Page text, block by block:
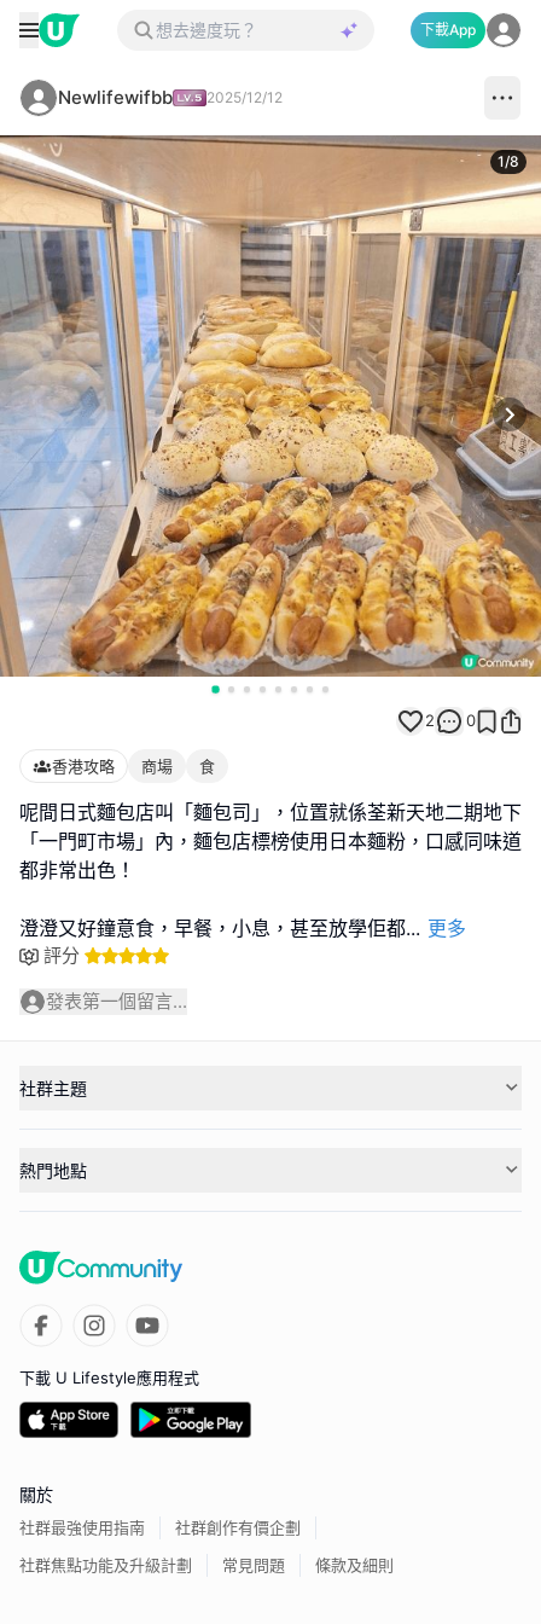
下載App
Newlifewifbb 2025/12/12
1/8
2 0
香港攻略 商場 食
呢間日式麵包店叫「麵包司」，位置就係荃新天地二期地下
「一門町市場」內，麵包店標榜使用日本麵粉，口感同味道
都非常出色！
澄澄又好鐘意食，早餐，小息，甚至放學佢都... 更多
評分
發表第一個留言...
社群主題
熱門地點
下載 U Lifestyle應用程式
關於
社群最強使用指南
社群創作有價企劃
社群焦點功能及升級計劃
常見問題 條款及細則